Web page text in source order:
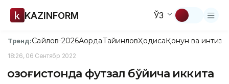
KAZINFORM ЎЗ
Тренд:Сайлов-2026АқордаТайинловҲодисаҚонун ва
18:26, 06 Сентябр 2022
Қозоғистонда футзал бўйича иккита